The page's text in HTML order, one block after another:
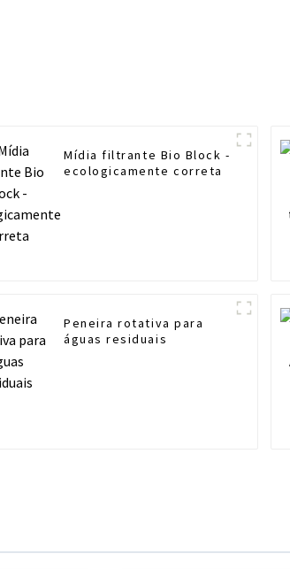
Mídia filtrante Bio Block -
ecologicamente correta
Peneira rotativa para
águas residuais